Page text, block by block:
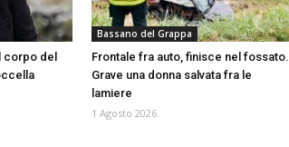
corpo del
Bassano del Grappa
Frontale fra auto, finisce nel fossato.
Grave una donna salvata fra le
lamiere
1 Agosto 2026